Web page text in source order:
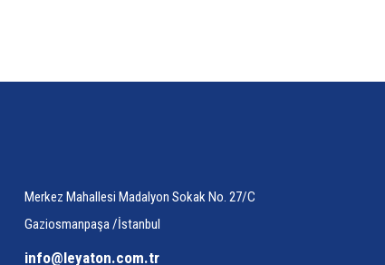
Merkez Mahallesi Madalyon Sokak No. 27/C
Gaziosmanpaşa /İstanbul
info@leyaton.com.tr